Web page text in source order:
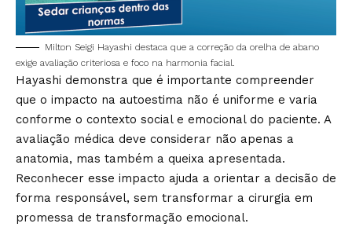
Milton Seigi Hayashi destaca que a correção da orelha de abano
exige avaliação criteriosa e foco na harmonia facial.
Hayashi demonstra que é importante compreender
que o impacto na autoestima não é uniforme e varia
conforme o contexto social e emocional do paciente. A
avaliação médica deve considerar não apenas a
anatomia, mas também a queixa apresentada.
Reconhecer esse impacto ajuda a orientar a decisão de
forma responsável, sem transformar a cirurgia em
promessa de transformação emocional.